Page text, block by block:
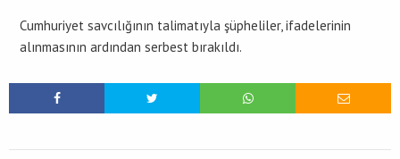
Cumhuriyet savcılığının talimatıyla şüpheliler, ifadelerinin
alınmasının ardından serbest bırakıldı.